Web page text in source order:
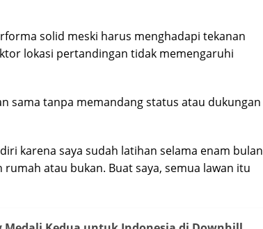
solid meski harus menghadapi tekanan
lokasi pertandingan tidak memengaruhi
sama tanpa memandang status atau dukungan
karena saya sudah latihan selama enam bulan
atau bukan. Buat saya, semua lawan itu